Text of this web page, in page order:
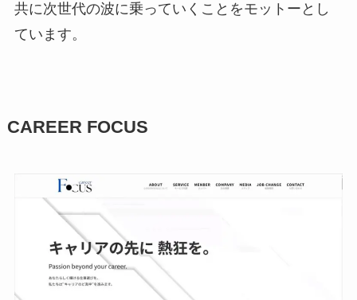
共に次世代の波に乗っていくことをモットーとし
ています。
CAREER FOCUS